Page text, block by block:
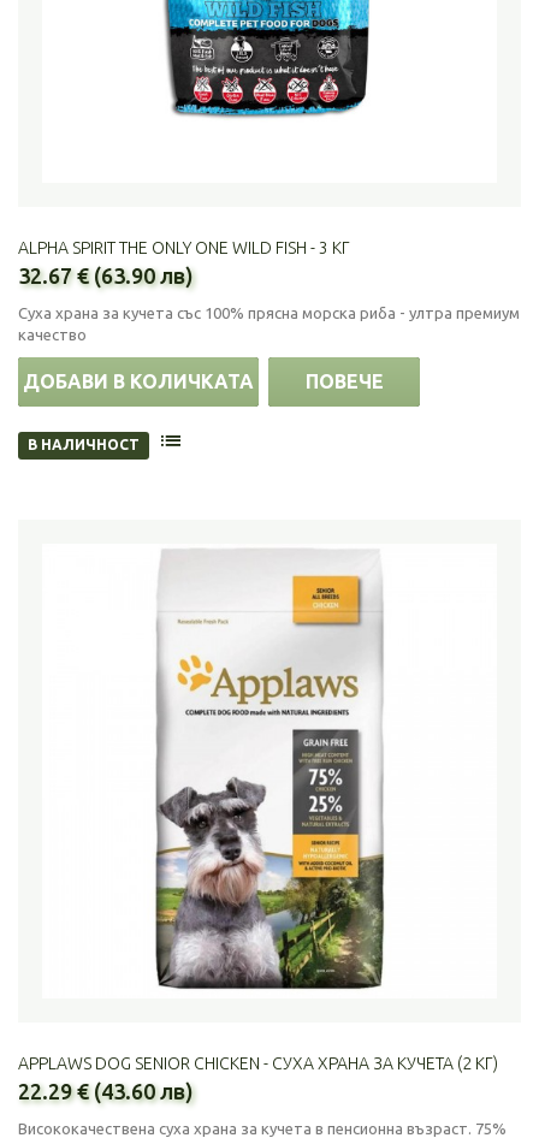
ALPHA SPIRIT THE ONLY ONE WILD FISH - 3 КГ
32.67 € (63.90 лв)
Суха храна за кучета със 100% прясна морска риба - ултра премиум
качество
ДОБАВИ В КОЛИЧКАТА ПОВЕЧЕ
В НАЛИЧНОСТ
APPLAWS DOG SENIOR CHICKEN - СУХА ХРАНА ЗА КУЧЕТА (2 КГ)
22.29 € (43.60 лв)
Висококачествена суха храна за кучета в пенсионна възраст. 75%